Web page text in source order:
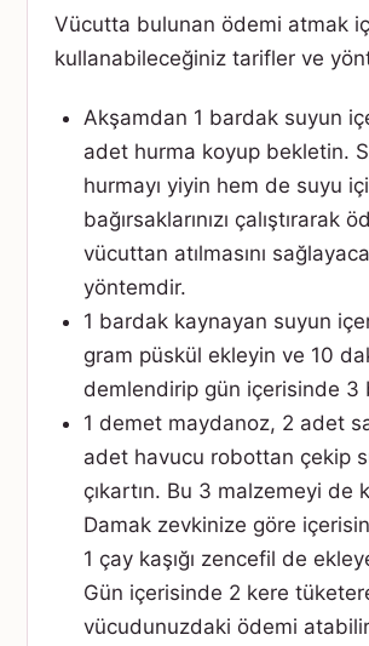
Vücutta bulunan ödemi atmak
kullanabileceğiniz tarifler ve
Akşamdan 1 bardak suyun
adet hurma koyup bekletin.
hurmayı yiyin hem de suyu
bağırsaklarınızı çalıştırarak
vücuttan atılmasını
yöntemdir.
1 bardak kaynayan suyun
gram püskül ekleyin ve 10
demlendirip gün içerisinde 3
1 demet maydanoz, 2 adet
adet havucu robottan çekip
çıkartın. Bu 3 malzemeyi de
Damak zevkinize göre
1 çay kaşığı zencefil de
Gün içerisinde 2 kere
vücudunuzdaki ödemi